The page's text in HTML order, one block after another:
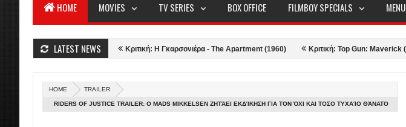
HOME MOVIES TV SERIES BOX OFFICE FILMBOY SPECIALS MENU
LATEST NEWS
Προβάτων (2021) Κριτική: Η Γκαρσονιέρα - The Apartment (1960) Κριτική: Top Gun: Maverick (2022)
HOME TRAILER
RIDERS OF JUSTICE TRAILER: Ο MADS MIKKELSEN ΖΗΤΆΕΙ ΕΚΔΊΚΗΣΗ ΓΙΑ ΤΟΝ ΌΧΙ ΚΑΙ ΤΟΣΟ ΤΥΧΑΊΟ ΘΆΝΑΤΟ